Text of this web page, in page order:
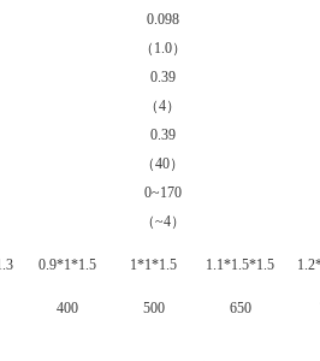
0.098
（1.0）
0.39
（4）
0.39
（40）
0~170
（~4）
0.9*1*1.5 1*1*1.5 1.1*1.5*1.5
400 500 650